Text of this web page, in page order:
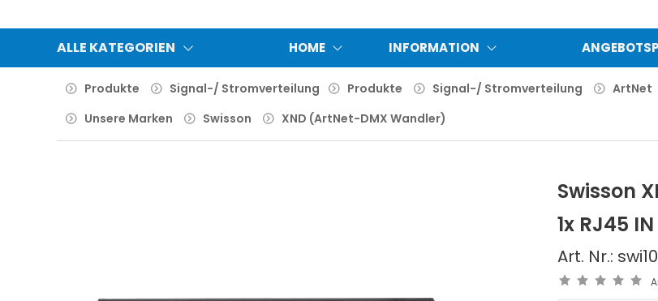
ALLE KATEGORIEN HOME INFORMATION
Produkte Signal-/ Stromverteilung Produkte Signal-/ Stromverteilung ArtNet
Unsere Marken
Swisson XND (ArtNet-DMX Wandler)
Swisson
1x RJ45
Art. Nr.: